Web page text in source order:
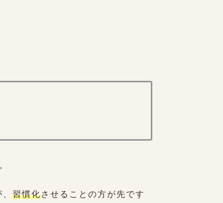
習慣化させることの方が先です